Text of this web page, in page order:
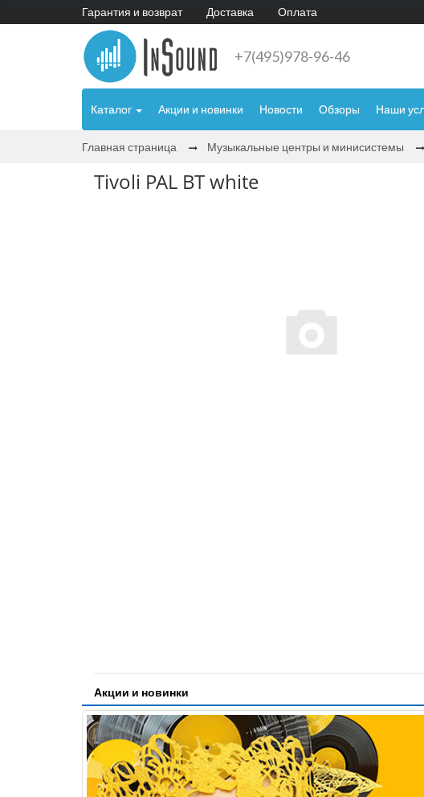
Гарантия и возврат Доставка Оплата
+7(495)978-96-46
Каталог Акции и новинки Новости Обзоры Наши
Главная страница Музыкальные центры и минисистемы
Tivoli PAL BT white
Акции и новинки